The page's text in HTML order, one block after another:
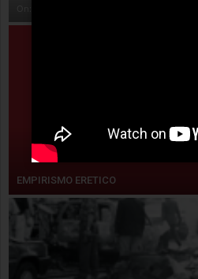
EMPIRISMO ERETICO